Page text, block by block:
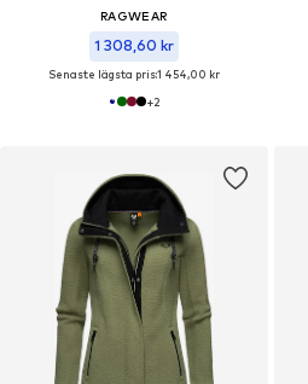
RAGWEAR
1 308,60 kr
Senaste lägsta pris:1 454,00 kr
+2